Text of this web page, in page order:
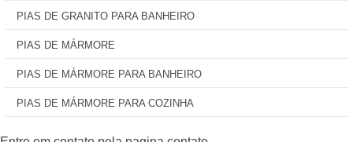
PIAS DE GRANITO PARA BANHEIRO
PIAS DE MÁRMORE
PIAS DE MÁRMORE PARA BANHEIRO
PIAS DE MÁRMORE PARA COZINHA